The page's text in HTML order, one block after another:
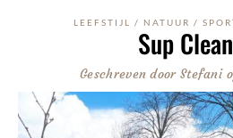
LEEFSTIJL / NATUUR /
Sup
Geschreven doorStefani